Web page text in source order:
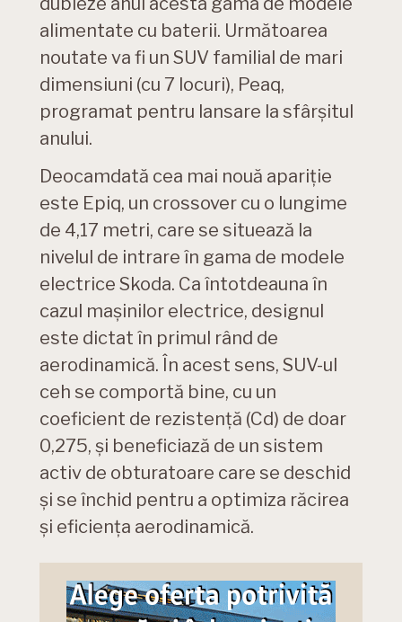
alimentate cu baterii. Următoarea
noutate va fi un SUV familial de mari
dimensiuni (cu 7 locuri), Peaq,
programat pentru lansare la sfârșitul
anului.
Deocamdată cea mai nouă apariție
este Epiq, un crossover cu o lungime
de 4,17 metri, care se situează la
nivelul de intrare în gama de modele
electrice Skoda. Ca întotdeauna în
cazul mașinilor electrice, designul
este dictat în primul rând de
aerodinamică. În acest sens, SUV-ul
ceh se comportă bine, cu un
coeficient de rezistență (Cd) de doar
0,275, și beneficiază de un sistem
activ de obturatoare care se deschid
și se închid pentru a optimiza răcirea
și eficiența aerodinamică.